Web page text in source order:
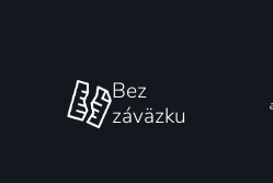
Bez
záväzku